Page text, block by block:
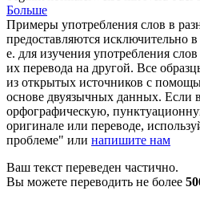
Больше
Примеры употребления слов в
предоставляются исключительно
е. для изучения употребления
их перевода на другой. Все
из открытых источников с
основе двуязычных данных. Если
орфографическую,
оригинале или переводе,
проблеме" или напишите нам
Ваш текст переведен частично.
Вы можете переводить не более